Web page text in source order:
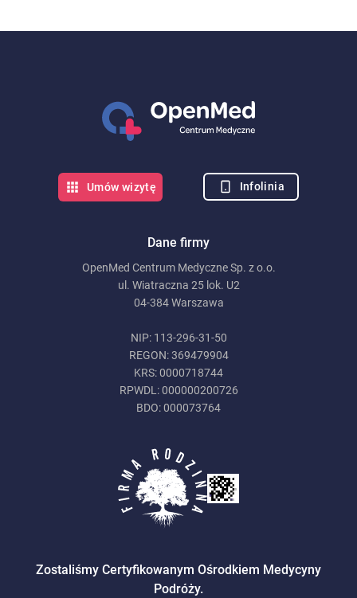
Dane firmy
OpenMed Centrum Medyczne Sp. z o.o.
ul. Wiatraczna 25 lok. U2
04-384 Warszawa
NIP: 113-296-31-50
REGON: 369479904
KRS: 0000718744
RPWDL: 000000200726
BDO: 000073764
Zostaliśmy Certyfikowanym Ośrodkiem Medycyny
Podróży.
Umów wizytę Infolinia